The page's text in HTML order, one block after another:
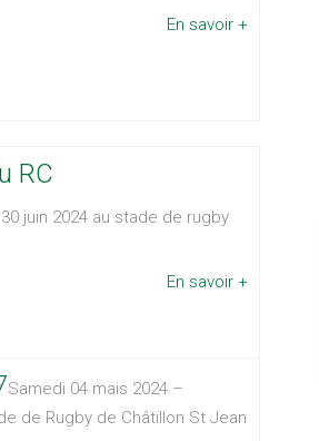
En savoir +
RC
juin 2024 au stade de rugby
En savoir +
Samedi 04 mais 2024 –
de Rugby de Châtillon St Jean